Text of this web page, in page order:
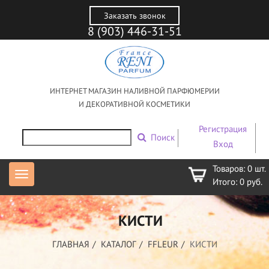
Заказать звонок
8 (903) 446-31-51
ИНТЕРНЕТ МАГАЗИН НАЛИВНОЙ ПАРФЮМЕРИИ
И ДЕКОРАТИВНОЙ КОСМЕТИКИ
Поиск
Регистрация
Вход
Товаров: 0 шт.
Итого: 0 руб.
КИСТИ
ГЛАВНАЯ КАТАЛОГ FFLEUR КИСТИ